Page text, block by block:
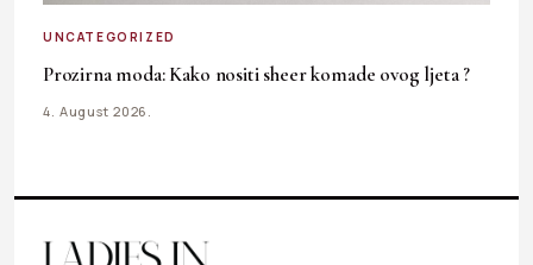
UNCATEGORIZED
Prozirna moda: Kako nositi sheer komade ovog ljeta ?
4. August 2026.